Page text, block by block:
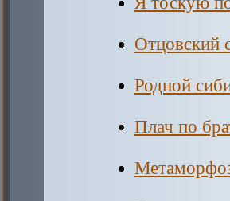
Отцовский
Родной
Плач по